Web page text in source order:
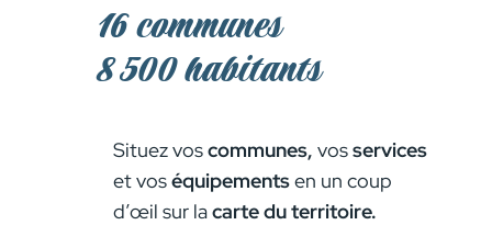
16 communes
8 500 habitants
Situez voscommunes, vosservices
et voséquipementsen un coup
d’œil sur lacarte du territoire.